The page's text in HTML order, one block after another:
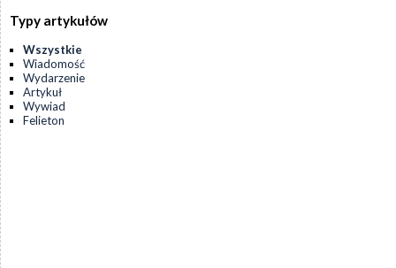
Typy artykułów
Wszystkie
Wiadomość
Wydarzenie
Artykuł
Wywiad
Felieton